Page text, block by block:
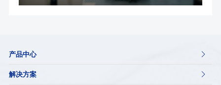
产品中心 
解决方案 